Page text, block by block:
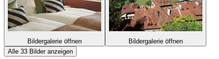
Bildergalerie öffnen
Bildergalerie öffnen
Alle 33 Bilder anzeigen